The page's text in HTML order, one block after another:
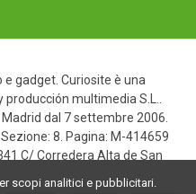
gadget. Curiosite è una
multimedia S.L..
dal 7 settembre 2006.
8. Pagina: M-414659
C/ Corredera Alta de San
scopi analitici e pubblicitari.